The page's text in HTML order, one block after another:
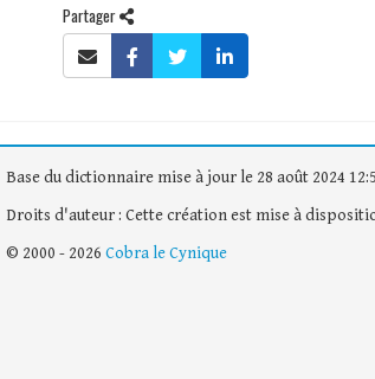
Partager
Base du dictionnaire mise à jour le 28 août 2024
Droits d'auteur : Cette création est mise à
© 2000 - 2026 Cobra le Cynique